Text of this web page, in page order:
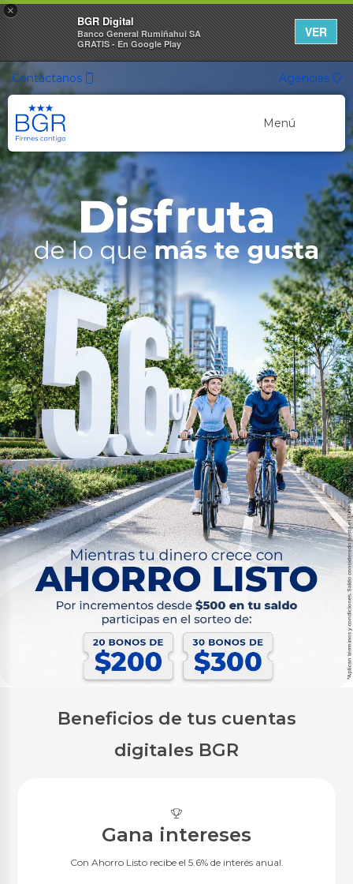
×
BGR Digital
Banco General Rumiñahui SA
GRATIS - En Google Play
VER
Contáctanos Agencias
Menú
Banca Personal
Banca Empresarial
Canales de Atención
Cuentas Ahorro
Cuenta ON Nuevo
Cuenta de Ahorros
Cuenta Ahorro Listo
Cuenta Ahorro Propósito
Cuenta Salud Nuevo
Cuentas Corrientes
Cuenta Corriente
Cuenta Corriente Premium
Créditos Hipotecarios
VIS y VIP
Tu Casa Civil
Tu Casa Militares
Terreno
Renueva Tu Casa
Créditos de Consumo
Inmediato
Consumo
Anticipo de Sueldo en Línea Nuevo
Multidestino Civil
Multidestino Militares
Créditos de Consolidación
Créditos en Línea
Créditos en Línea
Simuladores
Beneficios de tus cuentas
digitales BGR
Gana intereses
Con Ahorro Listo recibe el 5.6% de interés anual.